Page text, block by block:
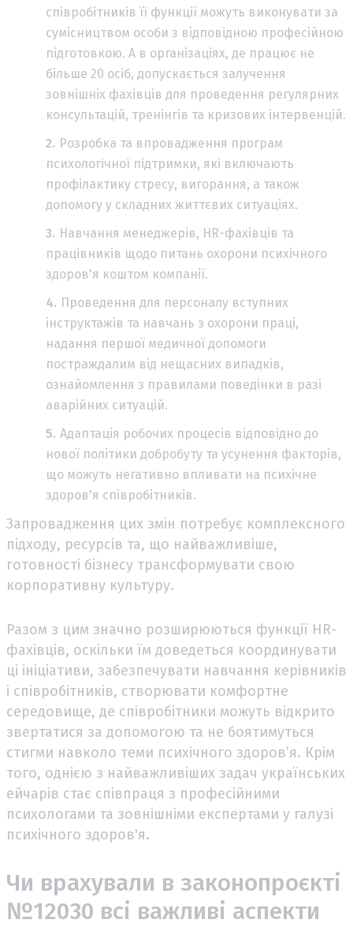
співробітників її функції можуть виконувати за
сумісництвом особи з відповідною професійною
підготовкою. А в організаціях, де працює не
більше 20 осіб, допускається залучення
зовнішніх фахівців для проведення регулярних
консультацій, тренінгів та кризових інтервенцій.
Розробка та впровадження програм
психологічної підтримки, які включають
профілактику стресу, вигорання, а також
допомогу у складних життєвих ситуаціях.
Навчання менеджерів, HR-фахівців та
працівників щодо питань охорони психічного
здоров'я коштом компанії.
Проведення для персоналу вступних
інструктажів та навчань з охорони праці,
надання першої медичної допомоги
постраждалим від нещасних випадків,
ознайомлення з правилами поведінки в разі
аварійних ситуацій.
Адаптація робочих процесів відповідно до
нової політики добробуту та усунення факторів,
що можуть негативно впливати на психічне
здоров'я співробітників.
Запровадження цих змін потребує комплексного
підходу, ресурсів та, що найважливіше,
готовності бізнесу трансформувати свою
корпоративну культуру.
Разом з цим значно розширюються функції HR-
фахівців, оскільки їм доведеться координувати
ці ініціативи, забезпечувати навчання керівників
і співробітників, створювати комфортне
середовище, де співробітники можуть відкрито
звертатися за допомогою та не боятимуться
стигми навколо теми психічного здоров’я. Крім
того, однією з найважливіших задач українських
ейчарів стає співпраця з професійними
психологами та зовнішніми експертами у галузі
психічного здоров'я.
Чи врахували в законопроєкті
№12030 всі важливі аспекти